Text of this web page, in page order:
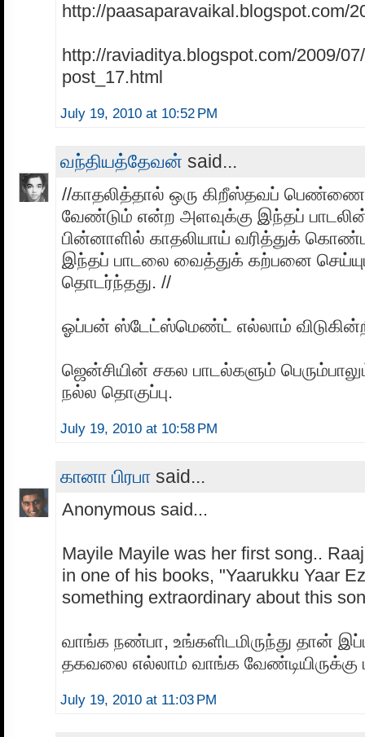
http://paasaparavaikal.blogspot.com/
http://raviaditya.blogspot.com/2009/
post_17.html
July 19, 2010 at 10:52 PM
வந்தியத்தேவன் said...
//காதலித்தால் ஒரு கிறீஸ்தவப்
வேண்டும் என்ற அளவுக்கு இந்தப் பாடலின்
பின்னாளில் காதலியாய் வரித்துக்
இந்தப் பாடலை வைத்துக் கற்பனை
தொடர்ந்தது. //
ஓப்பன் ஸ்டேட்ஸ்மெண்ட் எல்லாம்
ஜென்சியின் சகல பாடல்களும்
நல்ல தொகுப்பு.
July 19, 2010 at 10:58 PM
கானா பிரபா said...
Anonymous said...
Mayile Mayile was her first song..
in one of his books, "Yaarukku Yaar
something extraordinary about this
வாங்க நண்பா, உங்களிடமிருந்து தான்
தகவலை எல்லாம் வாங்க வேண்டியிருக்கு
July 19, 2010 at 11:03 PM